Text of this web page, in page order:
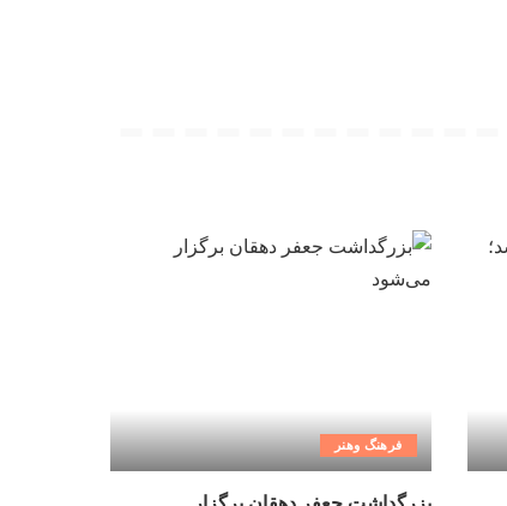
فرهنگ وهنر